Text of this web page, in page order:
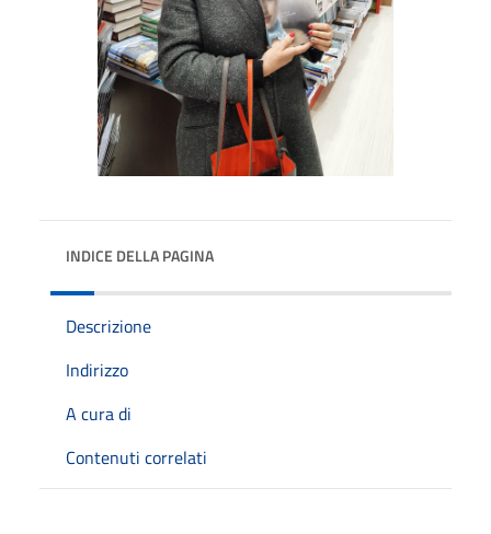
INDICE DELLA PAGINA
Descrizione
Indirizzo
A cura di
Contenuti correlati